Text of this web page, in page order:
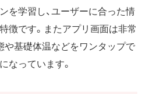
を学習し、ユーザーに合った情
徴です。またアプリ画面は非常
や基礎体温などをワンタップで
なっています。